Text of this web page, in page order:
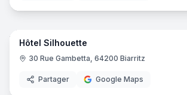
Hôtel Silhouette
30 Rue Gambetta, 64200 Biarritz
Partager Google Maps